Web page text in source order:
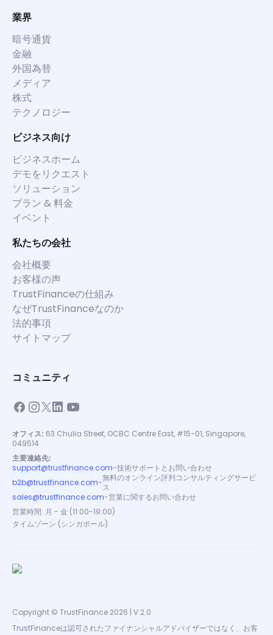
業界
暗号通貨
金融
外国為替
メディア
株式
テクノロジー
ビジネス向け
ビジネスホーム
デモをリクエスト
ソリューション
プラン & 料金
イベント
私たちの会社
会社概要
お客様の声
TrustFinanceの仕組み
なぜTrustFinanceなのか
法的事項
サイトマップ
コミュニティ
オフィス: 63 Chulia Street, OCBC Centre East, #15-01, Singapore,
049514
主要連絡先:
support@trustfinance.com-技術サポートとお問い合わせ
b2b@trustfinance.com-無料のオンライン評判コンサルティングサービ
ス
sales@trustfinance.com-営業に関するお問い合わせ
営業時間: 月 - 金 (11:00-19:00)
タイムゾーン (シンガポール)
Copyright © TrustFinance 2026 | V.2.0
TrustFinanceは認可されたファイナンシャルアドバイザーではなく、お客